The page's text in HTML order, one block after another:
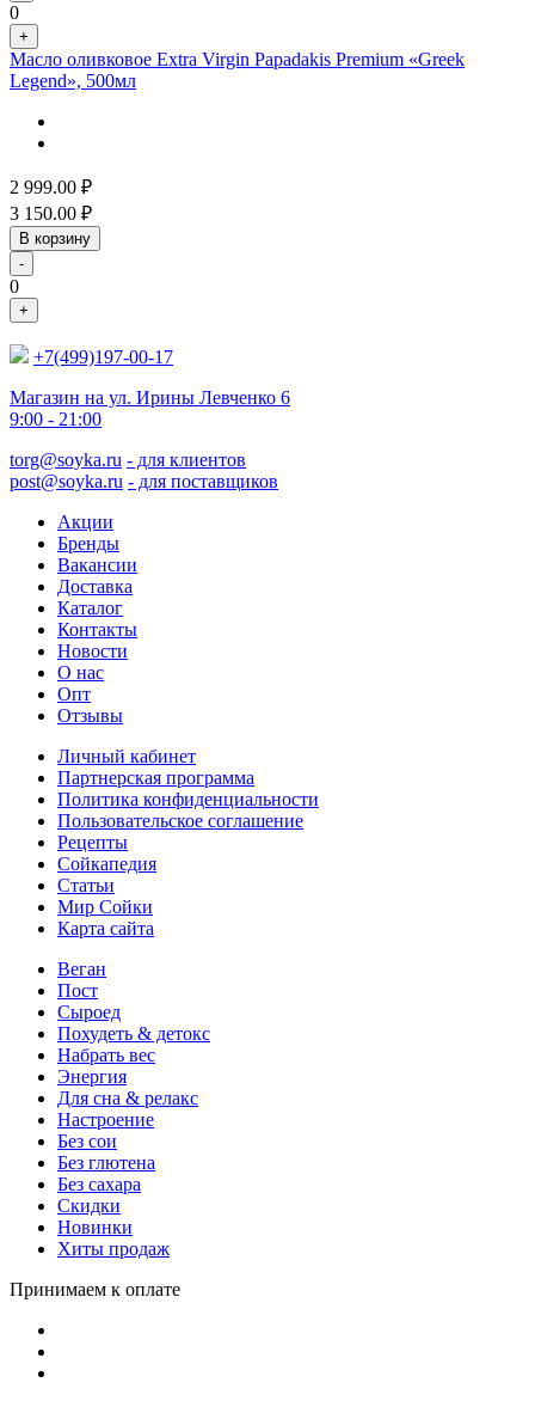
0
+
Масло оливковое Extra Virgin Papadakis Premium «Greek
Legend», 500мл
2 999.00 ₽
3 150.00 ₽
В корзину
-
0
+
+7(499)197-00-17
Магазин на ул. Ирины Левченко 6
9:00 - 21:00
torg@soyka.ru - для клиентов
post@soyka.ru - для поставщиков
Акции
Бренды
Вакансии
Доставка
Каталог
Контакты
Новости
О нас
Опт
Отзывы
Личный кабинет
Партнерская программа
Политика конфиденциальности
Пользовательское соглашение
Рецепты
Сойкапедия
Статьи
Мир Сойки
Карта сайта
Веган
Пост
Сыроед
Похудеть & детокс
Набрать вес
Энергия
Для сна & релакс
Настроение
Без сои
Без глютена
Без сахара
Скидки
Новинки
Хиты продаж
Принимаем к оплате